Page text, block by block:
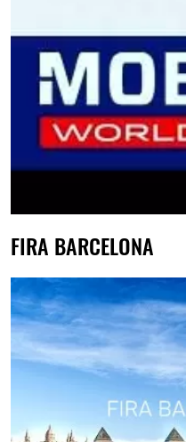
FIRA BARCELONA